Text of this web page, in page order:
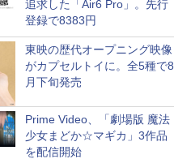
追求した「Air6 Pro」。先行
登録で8383円
東映の歴代オープニング映像
がカプセルトイに。全5種で8
月下旬発売
Prime Video、「劇場版 魔法
少女まどか☆マギカ」3作品
を配信開始